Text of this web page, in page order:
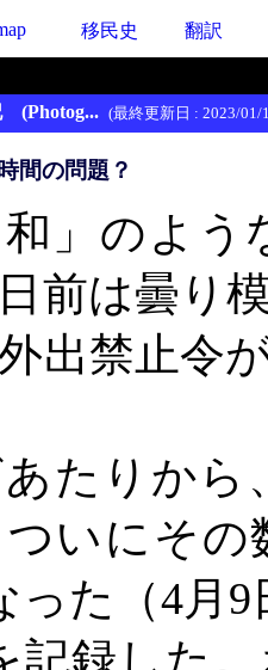
移民史 翻訳
(Photog... (最終更新日 : 2023/01/
間の問題？
」のよう
前は曇り
出禁止令
たりから
いにそ
った（4月
記録した